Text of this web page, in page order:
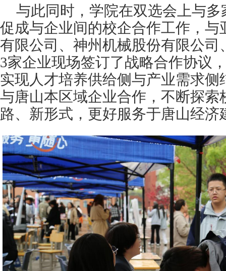
与此同时，学院在双选会上与
促成与企业间的校企合作工作，与
有限公司、神州机械股份有限公司
3家企业现场签订了战略合作协议
实现人才培养供给侧与产业需求
与唐山本区域企业合作，不断探索
路、新形式，更好服务于唐山经济